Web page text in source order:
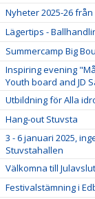
Nyheter 2025-26 från
Lägertips -
Summercamp Big
Inspiring evening
Youth board and JD
Utbildning för Alla
Hang-out Stuvsta
3 - 6 januari 2025,
Stuvstahallen
Välkomna till
Festivalstämning i